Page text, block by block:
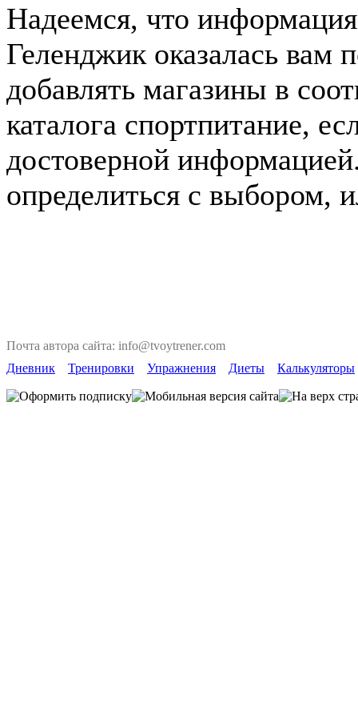
Надеемся, что
Геленджик оказалась вам
добавлять магазины в
каталога спортпитание,
достоверной
определиться с выбором,
Почта автора сайта: info@tvoytrener.com
Дневник
Тренировки Упражнения Диеты Калькуляторы